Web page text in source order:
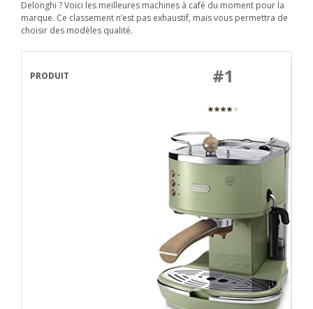
Delonghi ? Voici les meilleures machines à café du moment pour la
marque. Ce classement n’est pas exhaustif, mais vous permettra de
choisir des modèles qualité.
#1
★★★★★